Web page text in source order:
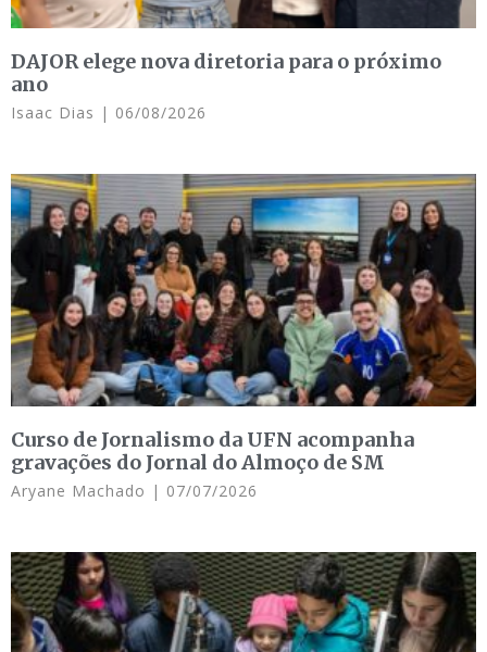
DAJOR elege nova diretoria para o próximo
ano
Isaac Dias 06/08/2026
Curso de Jornalismo da UFN acompanha
gravações do Jornal do Almoço de SM
Aryane Machado 07/07/2026